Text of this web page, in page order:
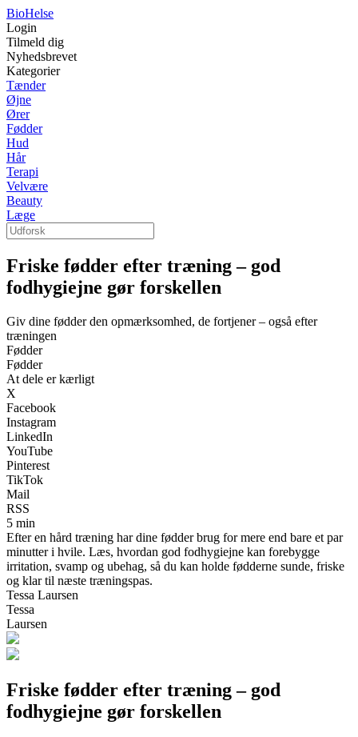
BioHelse
Login
Tilmeld dig
Nyhedsbrevet
Kategorier
Tænder
Øjne
Ører
Fødder
Hud
Hår
Terapi
Velvære
Beauty
Læge
Friske fødder efter træning – god
fodhygiejne gør forskellen
Giv dine fødder den opmærksomhed, de fortjener – også efter
træningen
Fødder
Fødder
At dele er kærligt
X
Facebook
Instagram
LinkedIn
YouTube
Pinterest
TikTok
Mail
RSS
5 min
Efter en hård træning har dine fødder brug for mere end bare et par
minutter i hvile. Læs, hvordan god fodhygiejne kan forebygge
irritation, svamp og ubehag, så du kan holde fødderne sunde, friske
og klar til næste træningspas.
Tessa Laursen
Tessa
Laursen
Friske fødder efter træning – god
fodhygiejne gør forskellen